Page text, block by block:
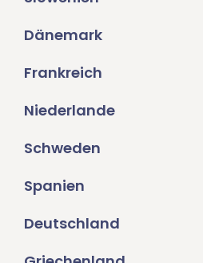
Dänemark
Frankreich
Niederlande
Schweden
Spanien
Deutschland